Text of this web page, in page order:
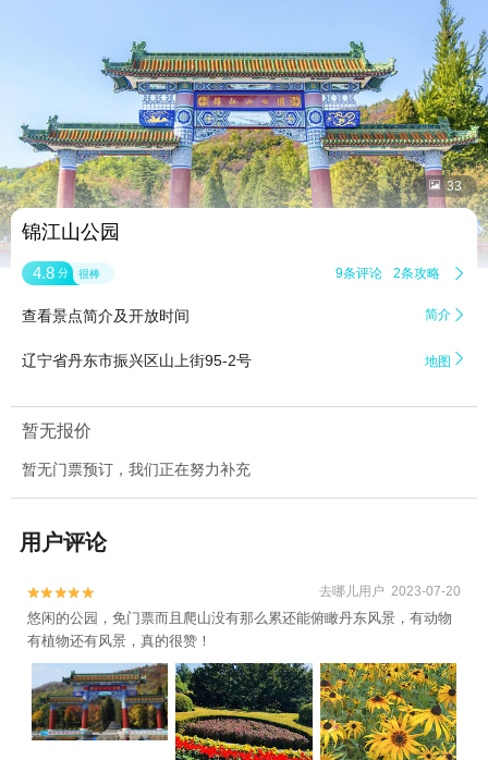
 33
锦江山公园
4.8 分 很棒 9条评论 2条攻略 
查看景点简介及开放时间 简介 
辽宁省丹东市振兴区山上街95-2号 地图 
暂无报价
暂无门票预订，我们正在努力补充
用户评论

 去哪儿用户 2023-07-20
悠闲的公园，免门票而且爬山没有那么累还能俯瞰丹东风景，有动物
有植物还有风景，真的很赞！